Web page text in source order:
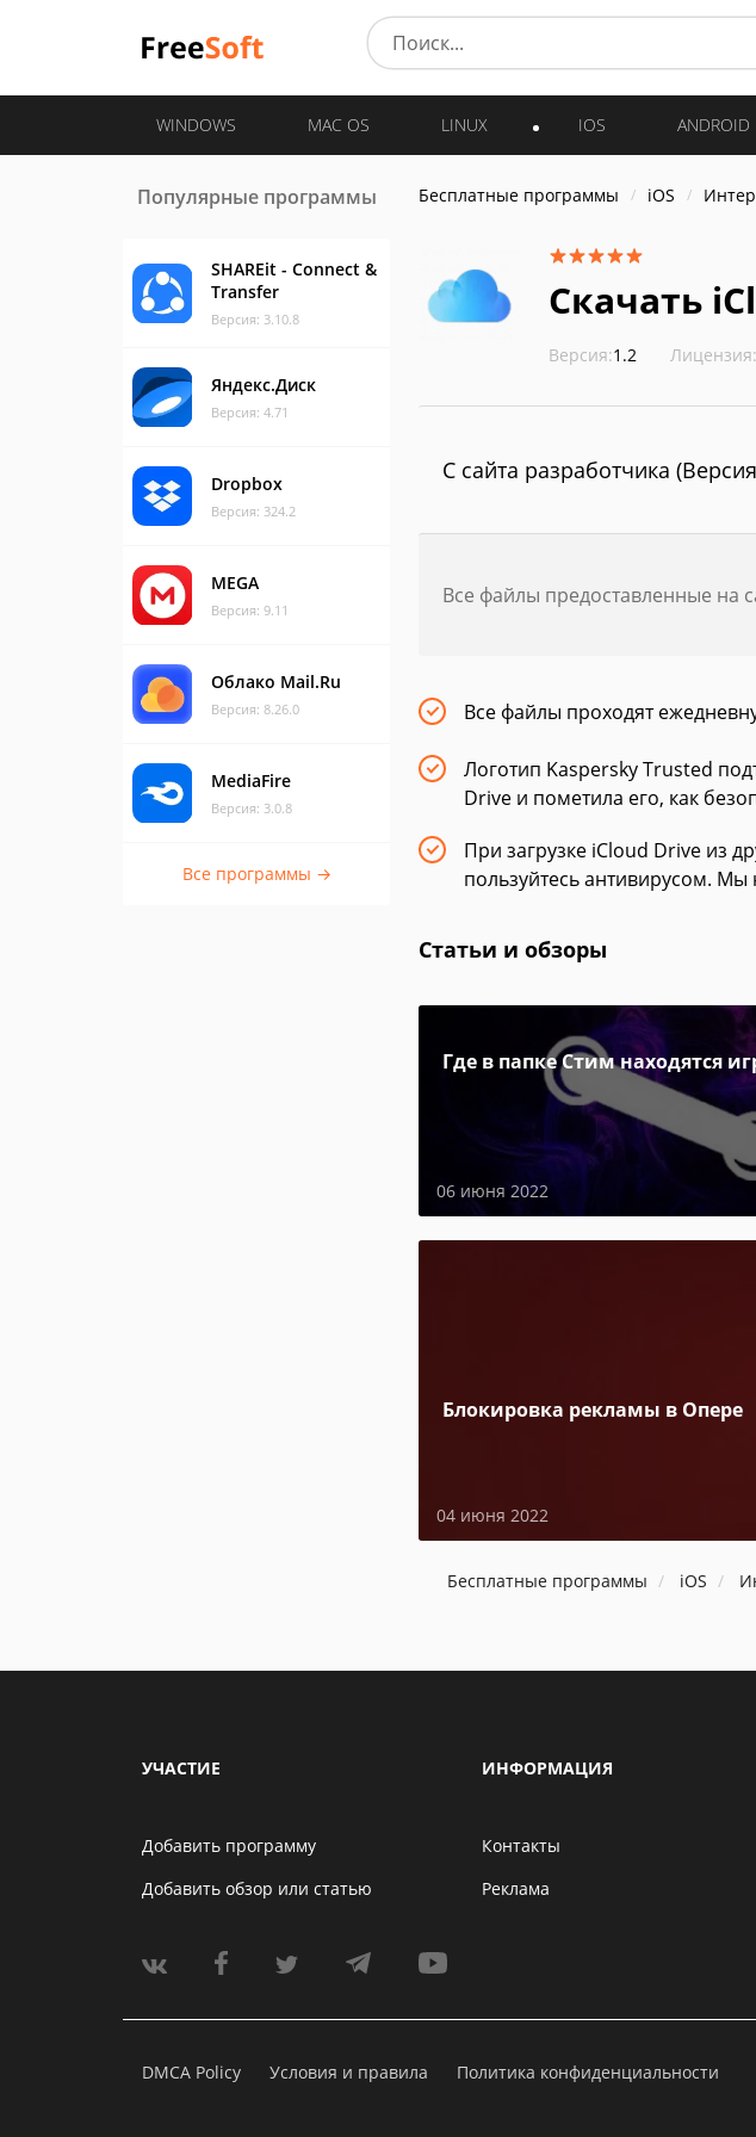
WINDOWS MAC OS LINUX IOS ANDROID
Популярные программы
SHAREit - Connect &
Transfer
Версия: 3.10.8
Яндекс.Диск
Версия: 4.71
Dropbox
Версия: 324.2
MEGA
Версия: 9.11
Облако Mail.Ru
Версия: 8.26.0
MediaFire
Версия: 3.0.8
Все программы →
Бесплатные программы iOS
Скачать
Версия:1.2 Лицензия:
С сайта разработчика
Все файлы предоставленные на
Все файлы проходят
Логотип Kaspersky Trusted
Drive и пометила его, как
При загрузке iCloud Drive из
пользуйтесь антивирусом.
Статьи и обзоры
Где в папке Стим находятся
06 июня 2022
Блокировка рекламы в Опере
04 июня 2022
Бесплатные программы iOS
УЧАСТИЕ
Добавить программу
Добавить обзор или статью
ИНФОРМАЦИЯ
Контакты
Реклама
DMCA Policy Условия и правила
Политика конфиденциальности